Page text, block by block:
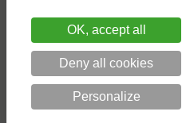
Adresses-Colleges.fr-
Un
OK, accept all
Deny all cookies
Personalize